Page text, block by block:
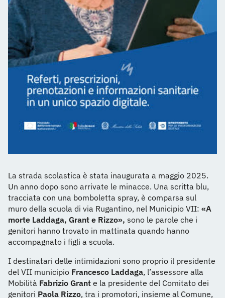
La strada scolastica è stata inaugurata a maggio 2025.
Un anno dopo sono arrivate le minacce. Una scritta blu,
tracciata con una bomboletta spray, è comparsa sul
muro della scuola di via Rugantino, nel Municipio VII: «A
morte Laddaga, Grant e Rizzo», sono le parole che i
genitori hanno trovato in mattinata quando hanno
accompagnato i figli a scuola.
I destinatari delle intimidazioni sono proprio il presidente
del VII municipio Francesco Laddaga, l’assessore alla
Mobilità Fabrizio Grant e la presidente del Comitato dei
genitori Paola Rizzo, tra i promotori, insieme al Comune,